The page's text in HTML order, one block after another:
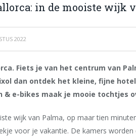
in de mooiste wijk
2022
Fiets je van het centrum van
dan ontdek het kleine, fijne
& e-bikes maak je mooie tochtjes
wijk van Palma, op maar tien
voor je vakantie. De kamers